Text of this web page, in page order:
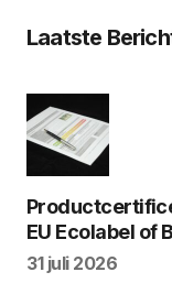
Laatste
EU Ecolabel of
31 juli 2026